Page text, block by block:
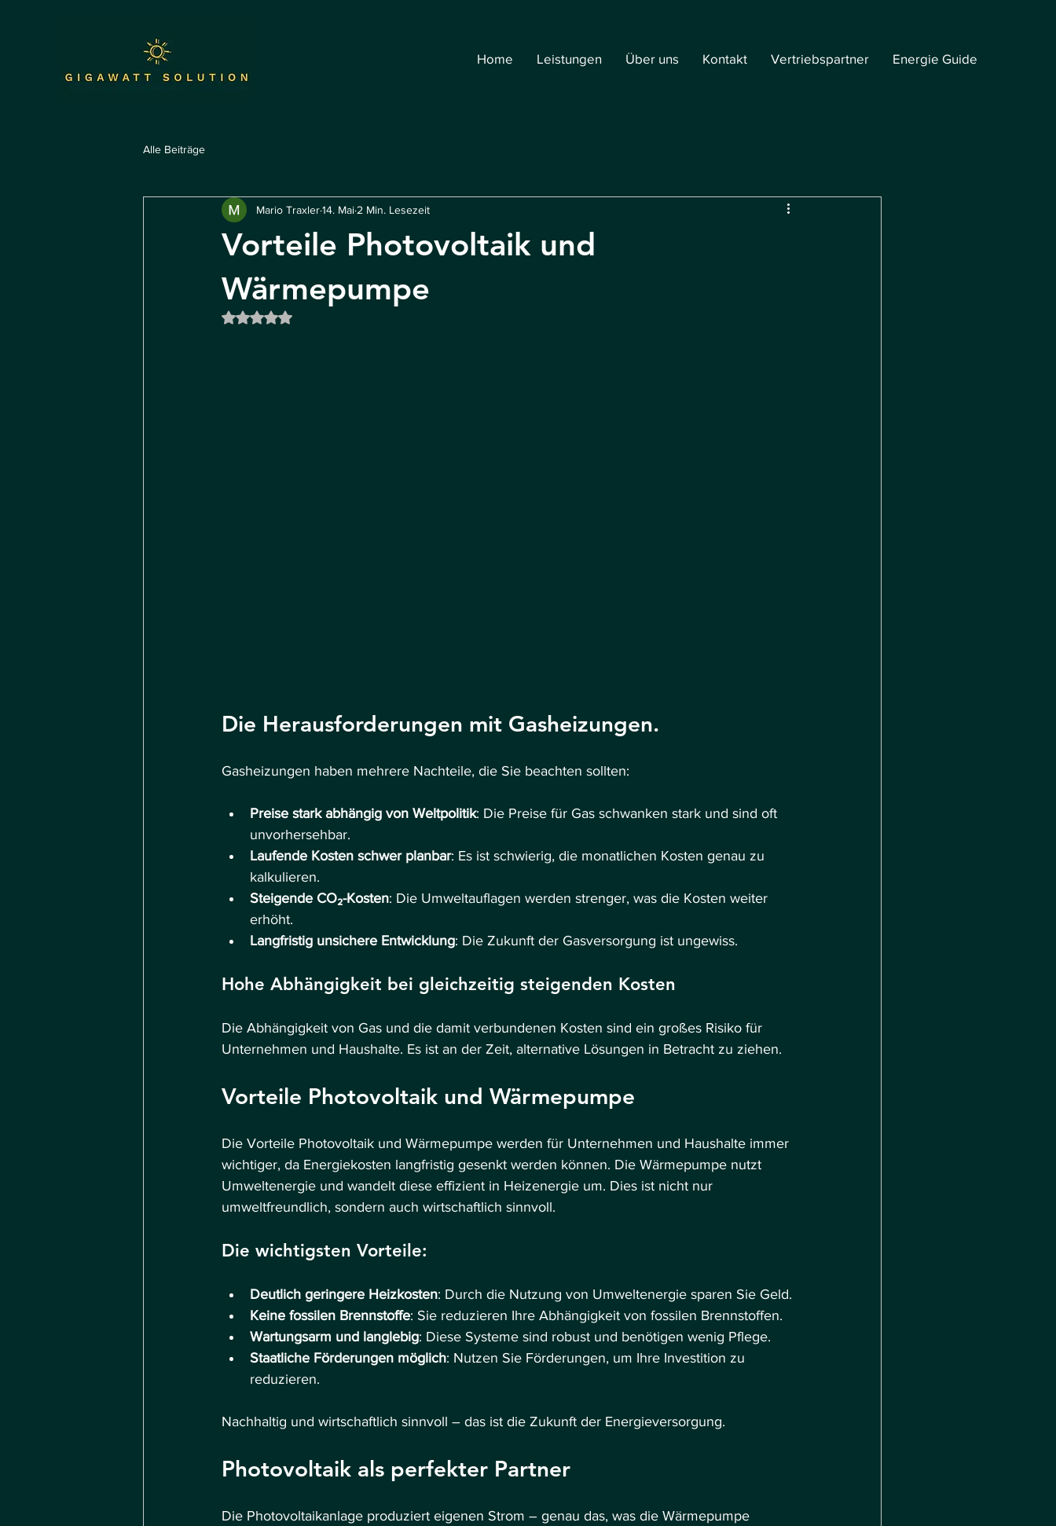
Home Leistungen Über uns Kontakt Vertriebspartner Energie Guide
Alle Beiträge
Vorteile Photovoltaik und
Wärmepumpe
Mario Traxler14. Mai 2 Min. Lesezeit
Mit NaN von 5 Sternen bewertet.
Die Herausforderungen mit Gasheizungen.
Gasheizungen haben mehrere Nachteile, die Sie beachten sollten:
Preise stark abhängig von Weltpolitik: Die Preise für Gas schwanken stark und sind oft
unvorhersehbar.
Laufende Kosten schwer planbar: Es ist schwierig, die monatlichen Kosten genau zu
kalkulieren.
Steigende CO₂-Kosten: Die Umweltauflagen werden strenger, was die Kosten weiter
erhöht.
Langfristig unsichere Entwicklung: Die Zukunft der Gasversorgung ist ungewiss.
Hohe Abhängigkeit bei gleichzeitig steigenden Kosten
Die Abhängigkeit von Gas und die damit verbundenen Kosten sind ein großes Risiko für
Unternehmen und Haushalte. Es ist an der Zeit, alternative Lösungen in Betracht zu ziehen.
Vorteile Photovoltaik und Wärmepumpe
Die Vorteile Photovoltaik und Wärmepumpe werden für Unternehmen und Haushalte immer
wichtiger, da Energiekosten langfristig gesenkt werden können. Die Wärmepumpe nutzt
Umweltenergie und wandelt diese effizient in Heizenergie um. Dies ist nicht nur
umweltfreundlich, sondern auch wirtschaftlich sinnvoll.
Die wichtigsten Vorteile:
Deutlich geringere Heizkosten: Durch die Nutzung von Umweltenergie sparen Sie Geld.
Keine fossilen Brennstoffe: Sie reduzieren Ihre Abhängigkeit von fossilen Brennstoffen.
Wartungsarm und langlebig: Diese Systeme sind robust und benötigen wenig Pflege.
Staatliche Förderungen möglich: Nutzen Sie Förderungen, um Ihre Investition zu
reduzieren.
Nachhaltig und wirtschaftlich sinnvoll – das ist die Zukunft der Energieversorgung.
Photovoltaik als perfekter Partner
Die Photovoltaikanlage produziert eigenen Strom – genau das, was die Wärmepumpe